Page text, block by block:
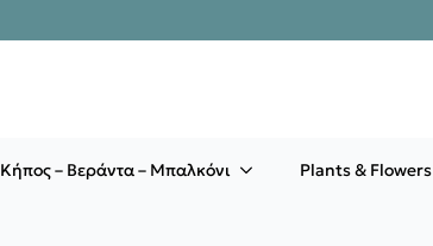
Κήπος – Βεράντα – Μπαλκόνι Plants & Flowers